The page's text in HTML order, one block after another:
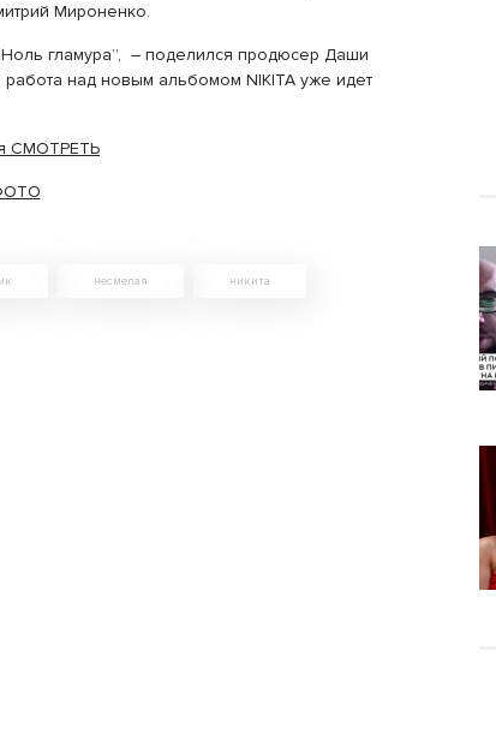
Мироненко.
гламура”, – поделился продюсер Даши
работа над новым альбомом NIKITA уже идет
СМОТРЕТЬ
несмелая никита